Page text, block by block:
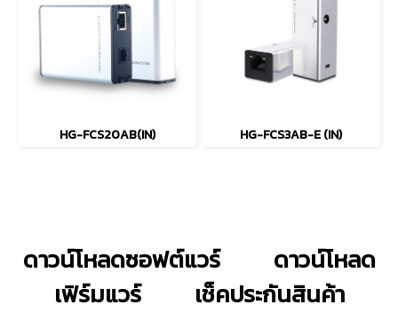
HG-FCS20AB(IN) HG-FCS3AB-E (IN)
ดาวน์โหลดซอฟต์แวร์
ดาวน์โหลด
เฟิร์มแวร์
เช็คประกันสินค้า